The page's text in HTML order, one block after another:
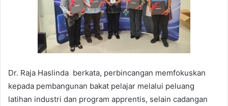
Dr. Raja Haslinda berkata, perbincangan memfokuskan
kepada pembangunan bakat pelajar melalui peluang
latihan industri dan program apprentis, selain cadangan